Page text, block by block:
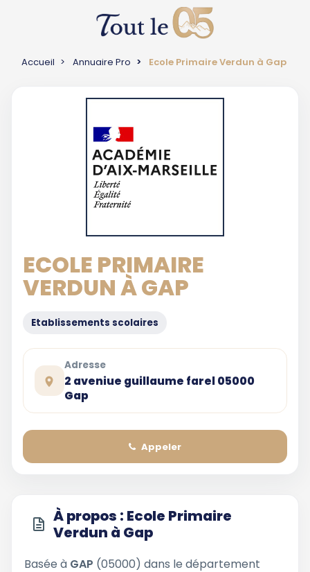
Accueil Annuaire Pro Ecole Primaire Verdun à Gap
ECOLE PRIMAIRE
VERDUN À GAP
Etablissements scolaires
Adresse
2 aveniue guillaume farel 05000
Gap
Appeler
À propos : Ecole Primaire
Verdun à Gap
Basée à GAP (05000) dans le département